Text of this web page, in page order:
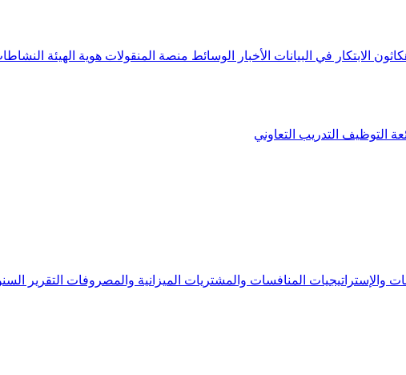
الابتكار في البيانات الأخبار الوسائط منصة المنقولات هوية الهيئة
التوظيف التدريب التعاوني
والإستراتيجيات المنافسات والمشتريات الميزانية والمصروفات التقرير